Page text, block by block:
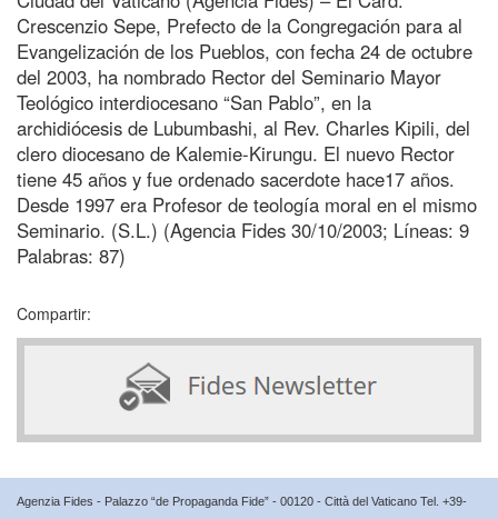
Crescenzio Sepe, Prefecto de la Congregación para al
Evangelización de los Pueblos, con fecha 24 de octubre
del 2003, ha nombrado Rector del Seminario Mayor
Teológico interdiocesano “San Pablo”, en la
archidiócesis de Lubumbashi, al Rev. Charles Kipili, del
clero diocesano de Kalemie-Kirungu. El nuevo Rector
tiene 45 años y fue ordenado sacerdote hace17 años.
Desde 1997 era Profesor de teología moral en el mismo
Seminario. (S.L.) (Agencia Fides 30/10/2003; Líneas: 9
Palabras: 87)
Compartir:
Agenzia Fides - Palazzo “de Propaganda Fide” - 00120 - Città del Vaticano Tel. +39-